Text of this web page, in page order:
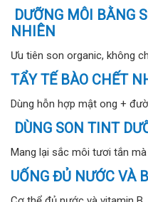
DƯỠNG MÔI BẰNG
NHIÊN
Ưu tiên son organic, không
TẨY TẾ BÀO CHẾT
Dùng hỗn hợp mật ong +
DÙNG SON TINT
Mang lại sắc môi tươi tắn
UỐNG ĐỦ NƯỚC VÀ